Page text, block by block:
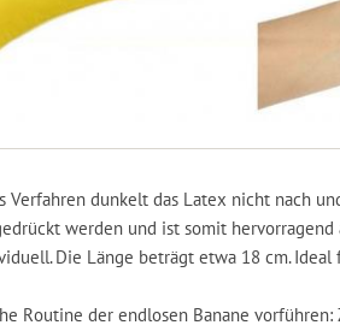
dunkelt das Latex nicht nach
werden und ist somit
Die Länge beträgt etwa 18 cm.
Routine der endlosen Banane vorführen: